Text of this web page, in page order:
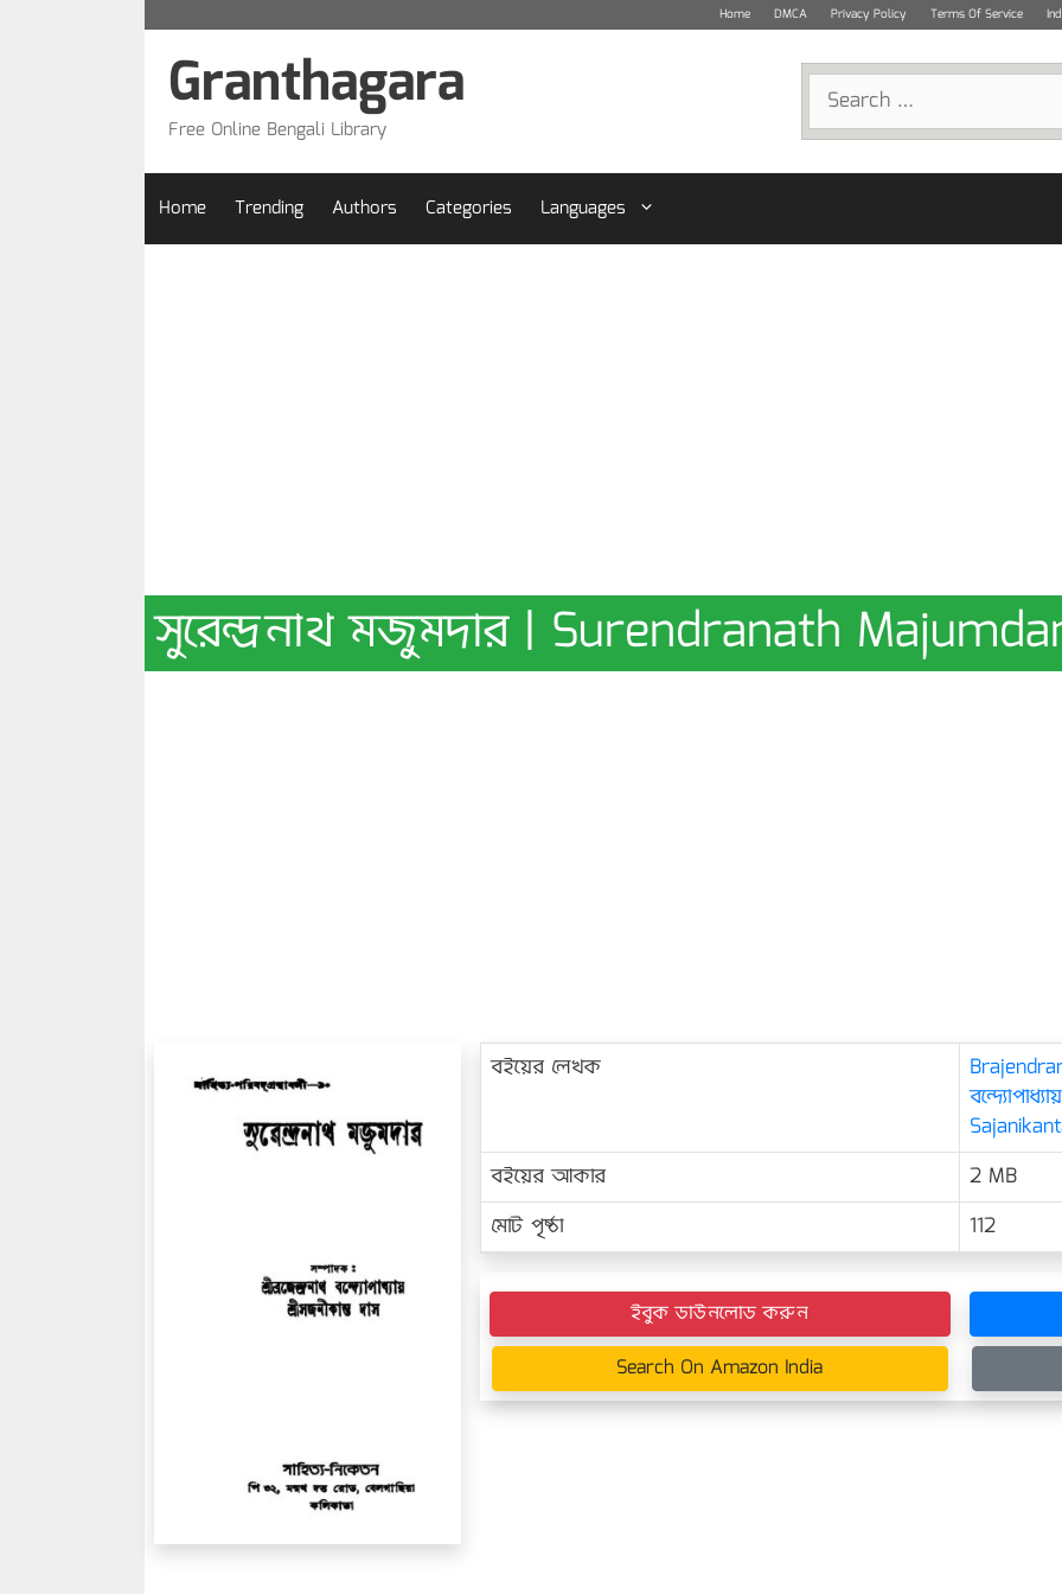
Home DMCA Privacy Policy Terms Of Service
Search
for:
Granthagara
Free Online Bengali Library
Home Trending Authors Categories Languages
সুরেন্দ্রনাথ মজুমদার | Surendranath
বইয়ের লেখক
বন্দ্যোপাধ্যায়
বইয়ের আকার
2 MB
মোট পৃষ্ঠা
112
ইবুক ডাউনলোড করুন
Search On Amazon India